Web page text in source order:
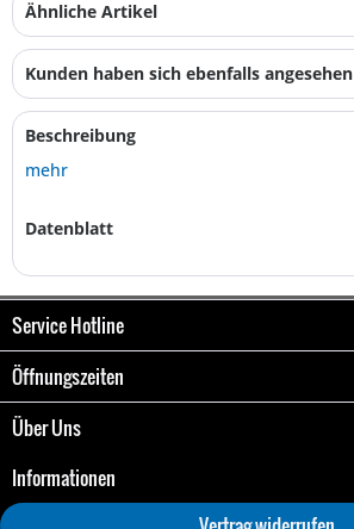
Ähnliche Artikel
Kunden haben sich ebenfalls angesehen
Beschreibung
mehr
Datenblatt
Service Hotline
Öffnungszeiten
Über Uns
Informationen